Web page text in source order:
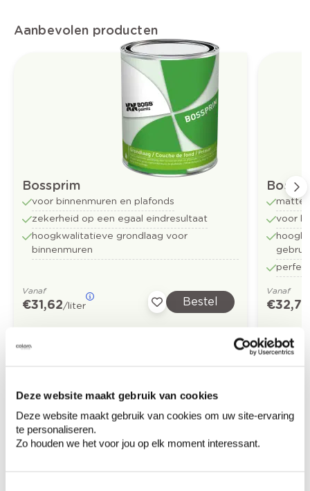
Deze website maakt gebruik van cookies
Deze website maakt gebruik van cookies om uw site-ervaring
te personaliseren.
Zo houden we het voor jou op elk moment interessant.
Aanbevolen producten
Bossprim
voor binnenmuren en plafonds
zekerheid op een egaal eindresultaat
hoogkwalitatieve grondlaag voor
binnenmuren
Vanaf
€ 31,62/liter Bestel
matte
voor
Vanaf
€ 32,73
Woonkamer
Modern
Roze